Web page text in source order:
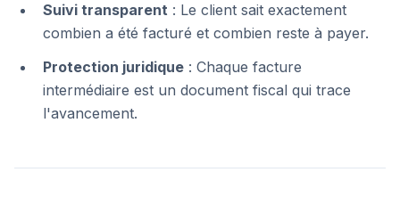
Suivi transparent : Le client sait exactement
combien a été facturé et combien reste à payer.
Protection juridique : Chaque facture
intermédiaire est un document fiscal qui trace
l'avancement.